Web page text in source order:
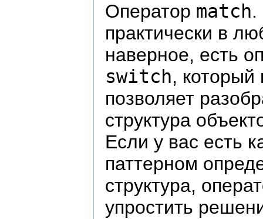
Оператор match.
практически в
наверное, есть
switch, который
позволяет
структура
Если у вас есть
паттерном
структура,
упростить